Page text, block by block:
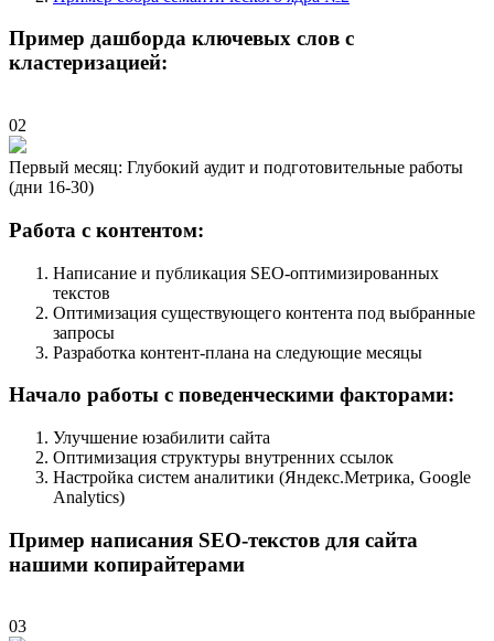
Пример дашборда ключевых слов с
кластеризацией:
02
Первый месяц: Глубокий аудит и подготовительные работы
(дни 16-30)
Работа с контентом:
Написание и публикация SEO-оптимизированных
текстов
Оптимизация существующего контента под выбранные
запросы
Разработка контент-плана на следующие месяцы
Начало работы с поведенческими факторами:
Улучшение юзабилити сайта
Оптимизация структуры внутренних ссылок
Настройка систем аналитики (Яндекс.Метрика, Google
Analytics)
Пример написания SEO-текстов для сайта
нашими копирайтерами
03